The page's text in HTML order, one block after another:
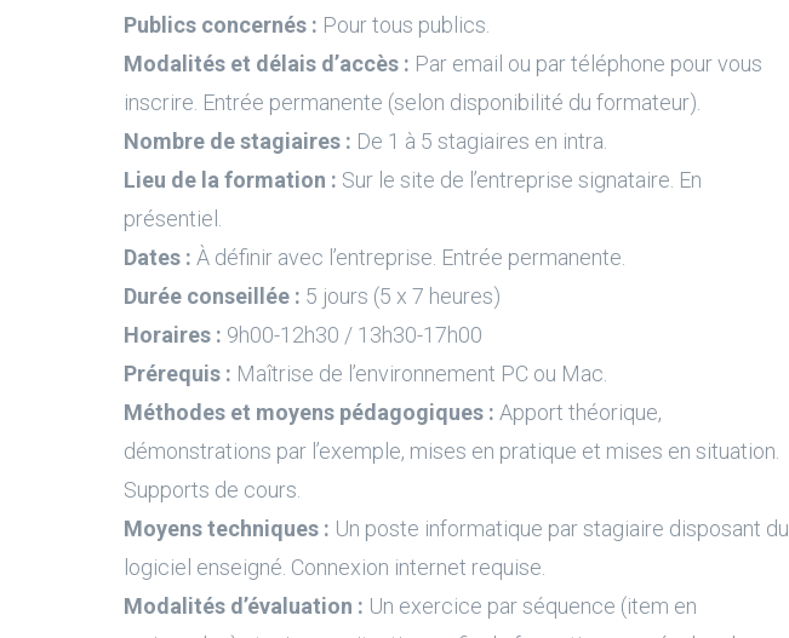
Publics concernés : Pour tous publics.
Modalités et délais d’accès : Par email ou par téléphone pour vous
inscrire. Entrée permanente (selon disponibilité du formateur).
Nombre de stagiaires : De 1 à 5 stagiaires en intra.
Lieu de la formation : Sur le site de l’entreprise signataire. En
présentiel.
Dates : À définir avec l’entreprise. Entrée permanente.
Durée conseillée : 5 jours (5 x 7 heures)
Horaires : 9h00-12h30 / 13h30-17h00
Prérequis : Maîtrise de l’environnement PC ou Mac.
Méthodes et moyens pédagogiques : Apport théorique,
démonstrations par l’exemple, mises en pratique et mises en situation.
Supports de cours.
Moyens techniques : Un poste informatique par stagiaire disposant du
logiciel enseigné. Connexion internet requise.
Modalités d’évaluation : Un exercice par séquence (item en